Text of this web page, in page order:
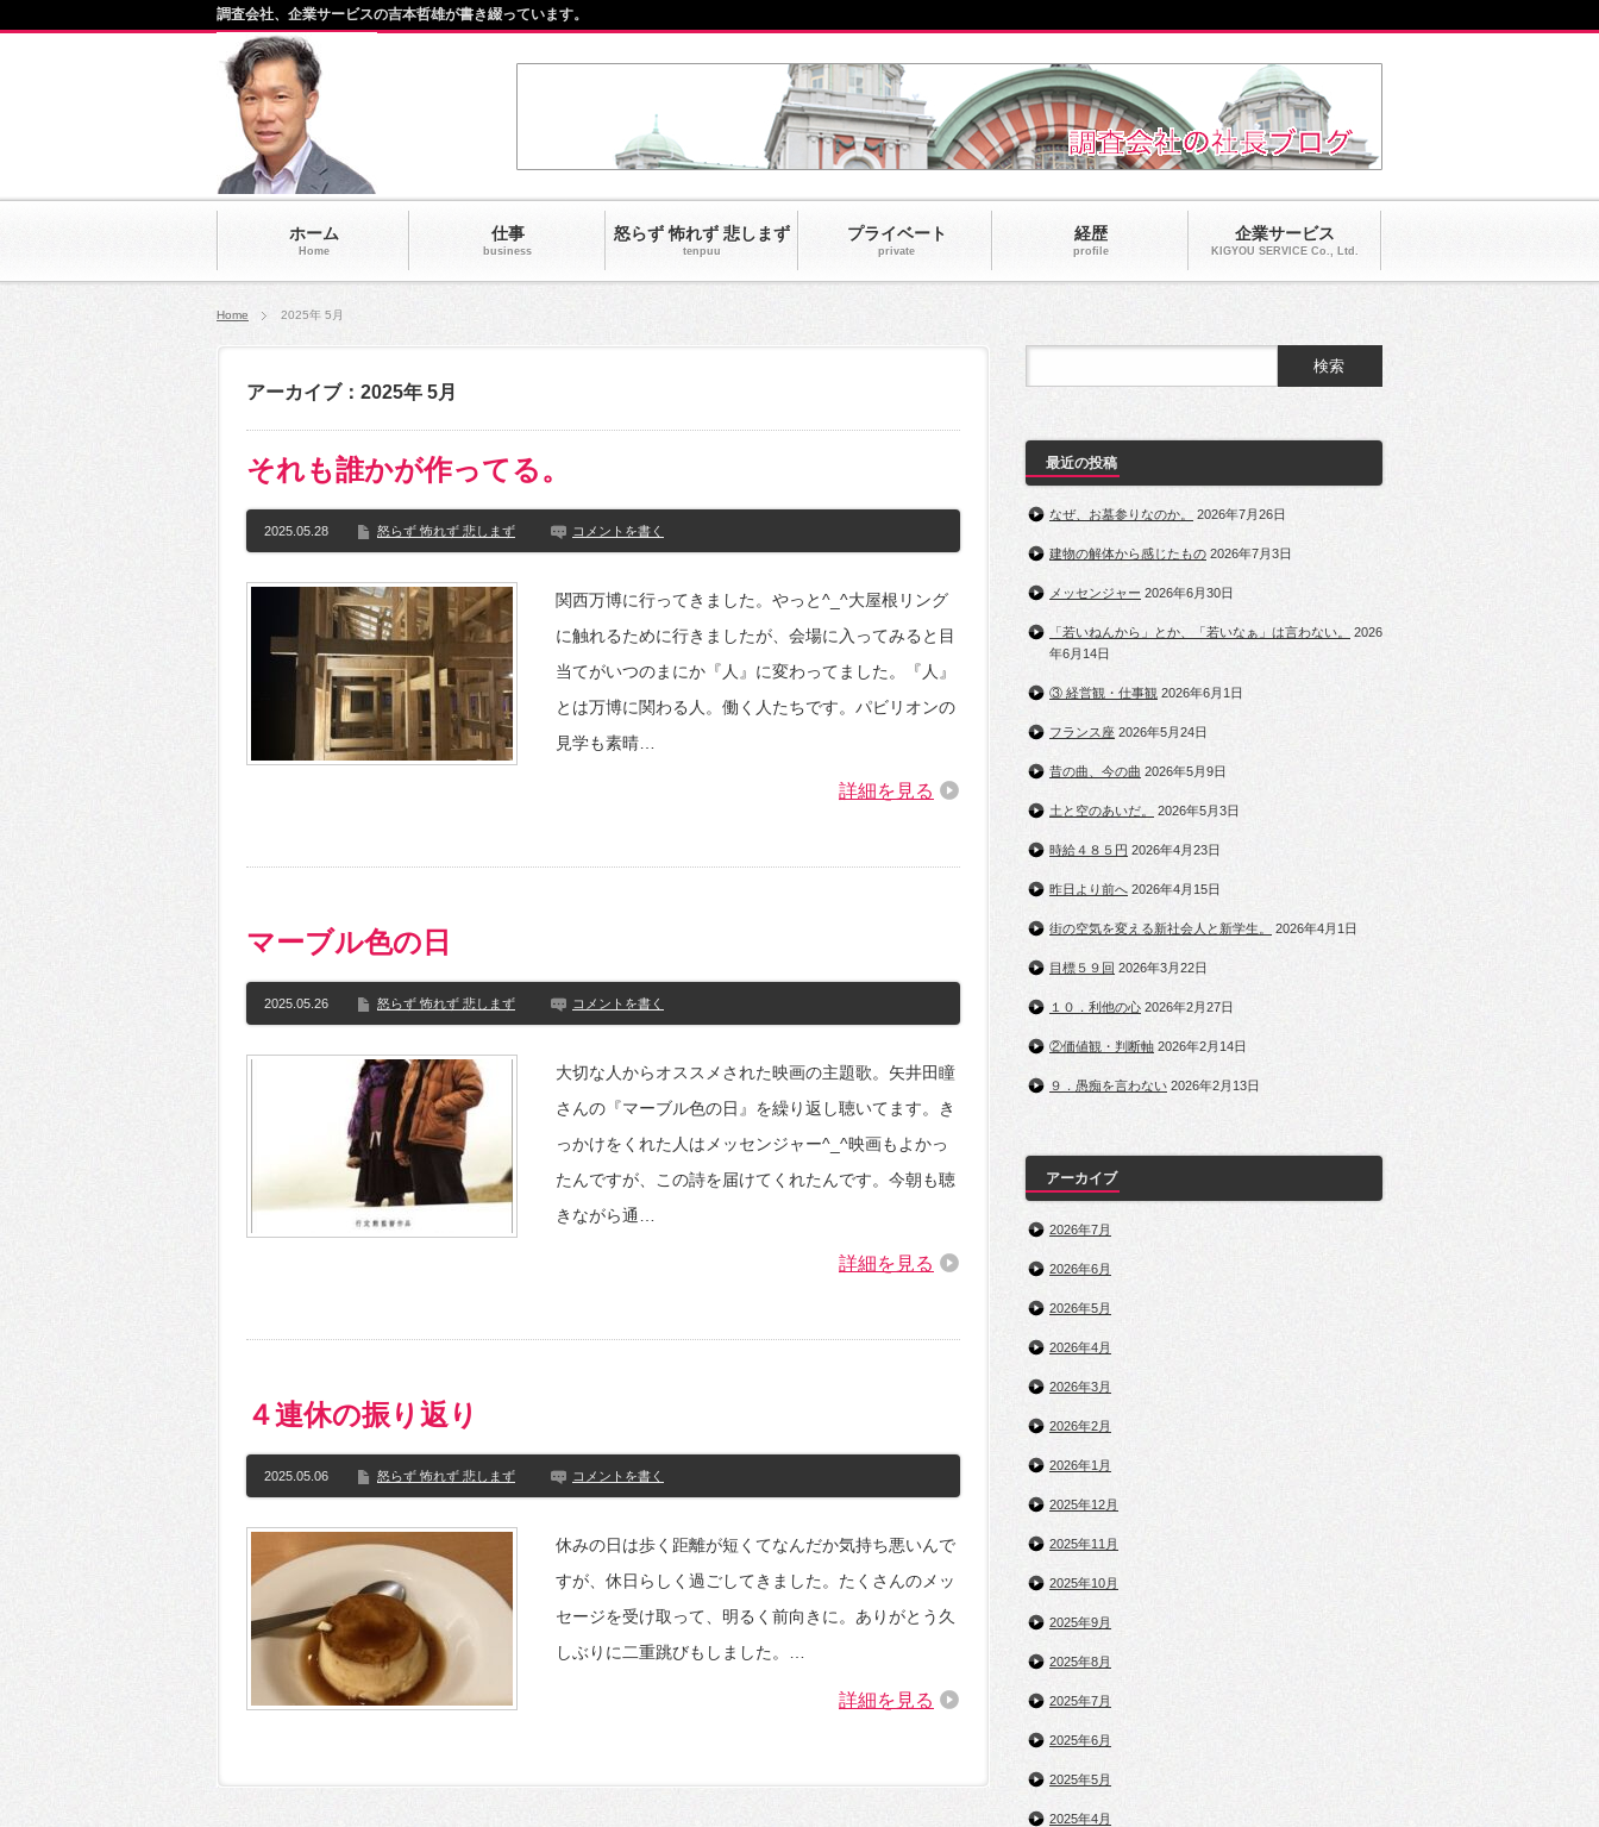
ホーム
Home
仕事
business
怒らず 怖れず 悲しまず
tenpuu
プライベート
private‎
経歴
profile
企業サービス
KIGYOU SERVICE Co., Ltd.
調査会社、企業サービスの吉本哲雄が書き綴っています。
Home 2025年 5月
アーカイブ：2025年 5月
それも誰かが作ってる。
2025.05.28 怒らず 怖れず 悲しまず コメントを書く
関西万博に行ってきました。やっと^_^大屋根リング
に触れるために行きましたが、会場に入ってみると目
当てがいつのまにか『人』に変わってました。『人』
とは万博に関わる人。働く人たちです。パビリオンの
見学も素晴…
詳細を見る
マーブル色の日
2025.05.26 怒らず 怖れず 悲しまず コメントを書く
大切な人からオススメされた映画の主題歌。矢井田瞳
さんの『マーブル色の日』を繰り返し聴いてます。き
っかけをくれた人はメッセンジャー^_^映画もよかっ
たんですが、この詩を届けてくれたんです。今朝も聴
きながら通…
詳細を見る
４連休の振り返り
2025.05.06 怒らず 怖れず 悲しまず コメントを書く
休みの日は歩く距離が短くてなんだか気持ち悪いんで
すが、休日らしく過ごしてきました。たくさんのメッ
セージを受け取って、明るく前向きに。ありがとう久
しぶりに二重跳びもしました。…
詳細を見る
最近の投稿
なぜ、お墓参りなのか。 2026年7月26日
建物の解体から感じたもの 2026年7月3日
メッセンジャー 2026年6月30日
「若いねんから」とか、「若いなぁ」は言わない。
2026
年6月14日
③ 経営観・仕事観 2026年6月1日
フランス座 2026年5月24日
昔の曲、今の曲 2026年5月9日
土と空のあいだ。 2026年5月3日
時給４８５円 2026年4月23日
昨日より前へ 2026年4月15日
街の空気を変える新社会人と新学生。 2026年4月1日
目標５９回 2026年3月22日
１０．利他の心 2026年2月27日
②価値観・判断軸 2026年2月14日
９．愚痴を言わない 2026年2月13日
アーカイブ
2026年7月
2026年6月
2026年5月
2026年4月
2026年3月
2026年2月
2026年1月
2025年12月
2025年11月
2025年10月
2025年9月
2025年8月
2025年7月
2025年6月
2025年5月
2025年4月